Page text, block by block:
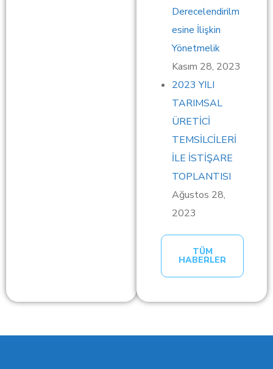
Derecelendirilm
esine İlişkin
Yönetmelik
Kasım 28, 2023
2023 YILI
TARIMSAL
ÜRETİCİ
TEMSİLCİLERİ
İLE İSTİŞARE
TOPLANTISI
Ağustos 28,
2023
TÜM
HABERLER